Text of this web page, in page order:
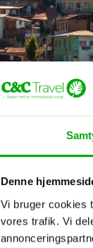
Denne
Vi bruger cookies
vores trafik. Vi